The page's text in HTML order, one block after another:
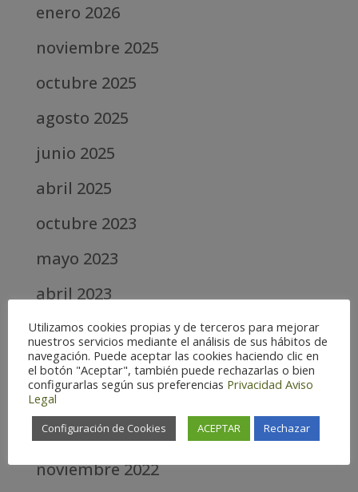
enero 2026
noviembre 2025
octubre 2025
agosto 2025
junio 2025
abril 2025
octubre 2023
mayo 2023
abril 2023
marzo 2023
febrero 2023
enero 2023
diciembre 2022
noviembre 2022
Utilizamos cookies propias y de terceros para mejorar
nuestros servicios mediante el análisis de sus hábitos de
navegación. Puede aceptar las cookies haciendo clic en
el botón "Aceptar", también puede rechazarlas o bien
configurarlas según sus preferencias Privacidad Aviso
Legal
Configuración de Cookies ACEPTAR Rechazar